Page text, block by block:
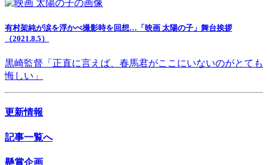
有村架純が涙を浮かべ撮影時を回想…「映画 太陽の子」舞台挨拶
（2021.8.5）
黒崎監督「正直に言えば、春馬君がここにいないのがとても
悔しい」
更新情報
記事一覧へ
懸賞企画